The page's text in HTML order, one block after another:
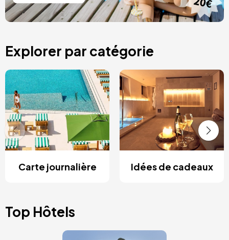
Explorer par catégorie
Carte journalière Idées de cadeaux
Top Hôtels